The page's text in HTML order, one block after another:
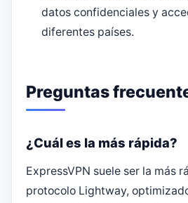
datos confidenciales y
diferentes países.
Preguntas
¿Cuál es la más rápida?
ExpressVPN suele ser la más
protocolo Lightway,